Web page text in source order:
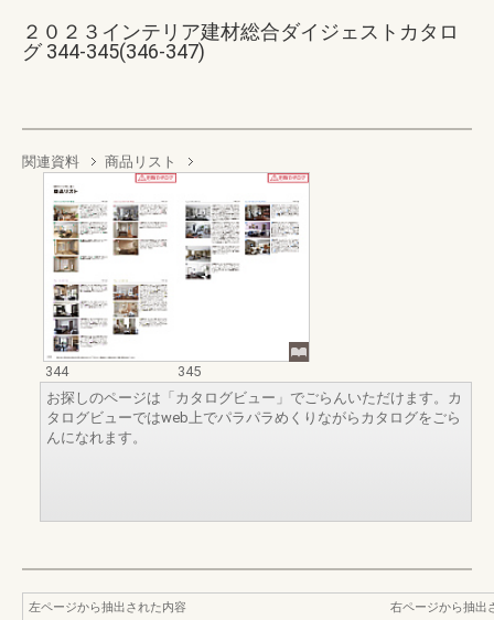
２０２３インテリア建材総合ダイジェストカタロ
グ 344-345(346-347)
関連資料 商品リスト
344
345
お探しのページは「カタログビュー」でごらんいただけます。カ
タログビューではweb上でパラパラめくりながらカタログをごら
んになれます。
左ページから抽出された内容
右ページから抽出